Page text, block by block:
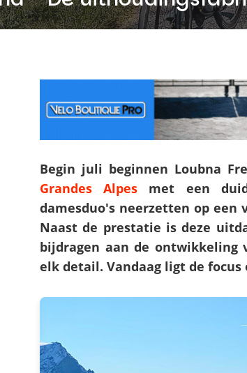
Begin juli beginnen Loubna
Grandes Alpes met een
damesduo's neerzetten op een
Naast de prestatie is deze
bijdragen aan de
elk detail. Vandaag ligt de